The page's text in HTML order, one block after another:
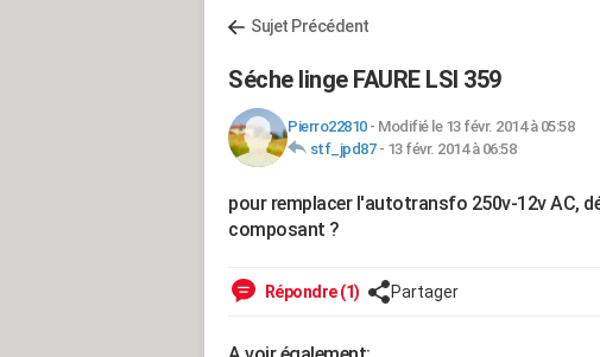
Sujet Précédent
Séche linge FAURE LSI 359
Pierro22810- Modifié le 13 févr. 2014 à 05:58
stf_jpd87- 13 févr. 2014 à 06:58
pour remplacer l'autotransfo 250v-12v AC,
composant ?
Répondre (1) Partager